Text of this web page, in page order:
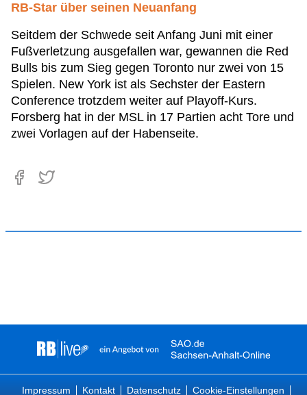
RB-Star über seinen Neuanfang
Seitdem der Schwede seit Anfang Juni mit einer
Fußverletzung ausgefallen war, gewannen die Red
Bulls bis zum Sieg gegen Toronto nur zwei von 15
Spielen. New York ist als Sechster der Eastern
Conference trotzdem weiter auf Playoff-Kurs.
Forsberg hat in der MSL in 17 Partien acht Tore und
zwei Vorlagen auf der Habenseite.
Impressum Kontakt Datenschutz Cookie-Einstellungen